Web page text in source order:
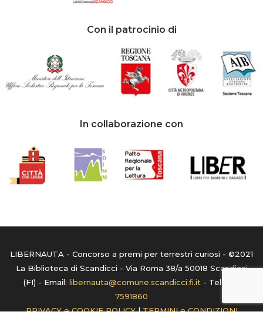
Con il patrocinio di
In collaborazione con
LIBERNAUTA - Concorso a premi per terrestri curiosi - ©2021
La Biblioteca di Scandicci - Via Roma 38/a 50018 Scandicci
(FI) - Email: libernauta@comune.scandicci.fi.it - Tel:
7591860
PRIVACY e COOKIE POLICY|TERMINI e CONDIZIONI